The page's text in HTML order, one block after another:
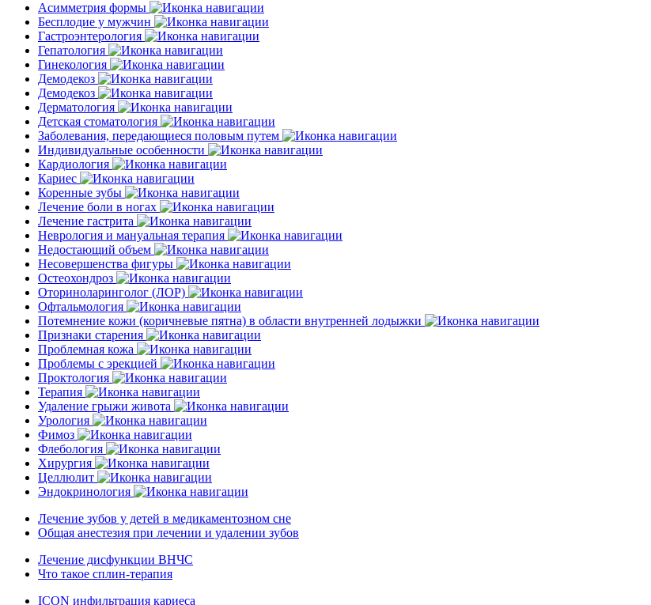
Асимметрия формы
Бесплодие у мужчин
Гастроэнтерология
Гепатология
Гинекология
Демодекоз
Демодекоз
Дерматология
Детская стоматология
Заболевания, передающиеся половым путем
Индивидуальные особенности
Кардиология
Кариес
Коренные зубы
Лечение боли в ногах
Лечение гастрита
Неврология и мануальная терапия
Недостающий объем
Несовершенства фигуры
Остеохондроз
Оториноларинголог (ЛОР)
Офтальмология
Потемнение кожи (коричневые пятна) в области внутренней лодыжки
Признаки старения
Проблемная кожа
Проблемы с эрекцией
Проктология
Терапия
Удаление грыжи живота
Урология
Фимоз
Флебология
Хирургия
Целлюлит
Эндокринология
Лечение зубов у детей в медикаментозном сне
Общая анестезия при лечении и удалении зубов
Лечение дисфункции ВНЧС
Что такое сплин-терапия
ICON инфильтрация кариеса